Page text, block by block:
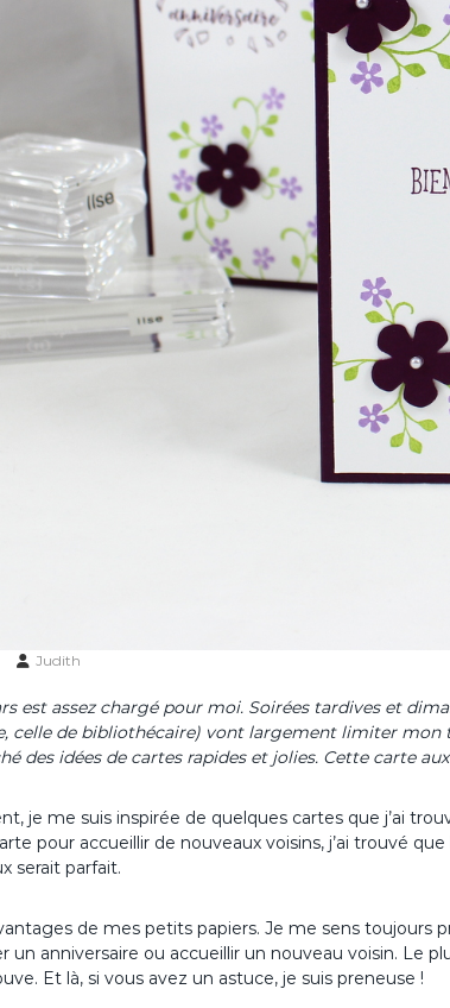
Judith
est assez chargé pour moi. Soirées tardives et
celle de bibliothécaire) vont largement limiter mon
des idées de cartes rapides et jolies. Cette carte
je me suis inspirée de quelques cartes que j’ai
pour accueillir de nouveaux voisins, j’ai trouvé
serait parfait.
de mes petits papiers. Je me sens toujours
un anniversaire ou accueillir un nouveau voisin. Le
Et là, si vous avez un astuce, je suis preneuse !